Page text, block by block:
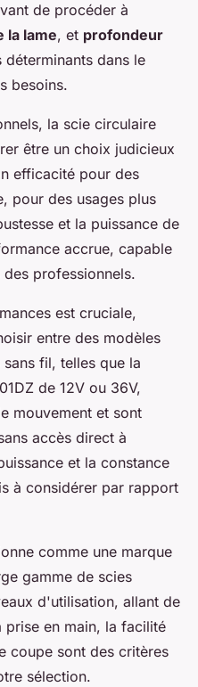
de procéder à
la lame, et profondeur
dans le
besoins.
la scie circulaire
être un choix judicieux
efficacité pour des
pour des usages plus
et la puissance de
accrue, capable
professionnels.
est cruciale,
entre des modèles
fil, telles que la
de 12V ou 36V,
mouvement et sont
accès direct à
et la constance
à considérer par rapport
comme une marque
gamme de scies
d'utilisation, allant de
en main, la facilité
coupe sont des critères
sélection.